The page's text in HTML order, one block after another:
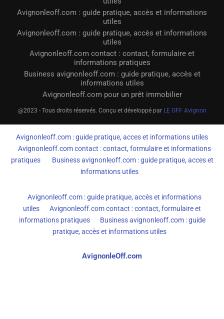
Avignonleoff.com : guide pratique, accès et informations
utiles
Avignonleoff.com : guide pratique, accès et informations
utiles
Avignonleoff.com contact : contact, formulaire et
informations pratiques
Business avignonleoff.com : guide pratique, accès et
informations utiles
Avignonleoff.com pour un prêt immobilier
@2023 - Tous droits réservés. Conçu et développé par LE OFF Avignon
Avignonleoff.com : guide pratique, acces et informations utiles
Avignonleoff.com contact : contact, formulaire et informations
pratiques
Business avignonleoff.com : guide pratique, acces et
informations utiles
Avignonleoff.com : guide pratique, accès et informations
utiles
Avignonleoff.com contact : contact, formulaire et
informations pratiques
Business avignonleoff.com : guide
pratique, accès et informations utiles
AvignonleOff.com